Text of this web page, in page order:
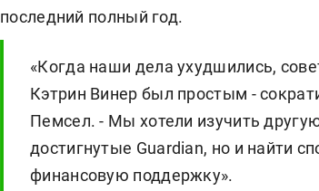
последний полный год.
«Когда наши дела ухудшились,
Кэтрин Винер был простым -
Пемсел. - Мы хотели изучить
достигнутые Guardian, но и найти
финансовую поддержку».